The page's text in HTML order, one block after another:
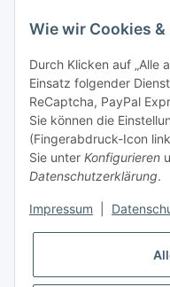
Montag - Freitag
telefonisch erreichbar
Tel: +49 (0) 5132 8230689
Fax: +49 (0) 5132 8230693
E-Mail:
Wie wir Cookies &
Durch Klicken auf „Alle
Einsatz folgender
ReCaptcha, PayPal
Sie können die
(Fingerabdruck-Icon
Sie unter Konfigurieren
Datenschutzerklärung.
Impressum